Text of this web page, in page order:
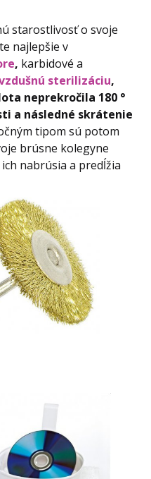
starostlivosť o svoje
najlepšie v
, karbidové a
sterilizáciu,
neprekročila 180 °
a následné skrátenie
tipom sú potom
brúsne kolegyne
nabrúsia a predĺžia